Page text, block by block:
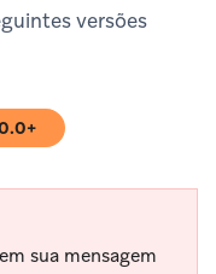
versões
tab)
sua mensagem